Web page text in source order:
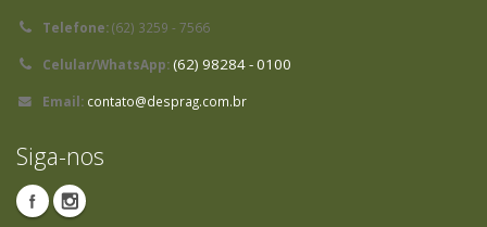
Telefone:(62) 3259 - 7566
Celular/WhatsApp:(62) 98284 - 0100
Email: contato@desprag.com.br
Siga-nos